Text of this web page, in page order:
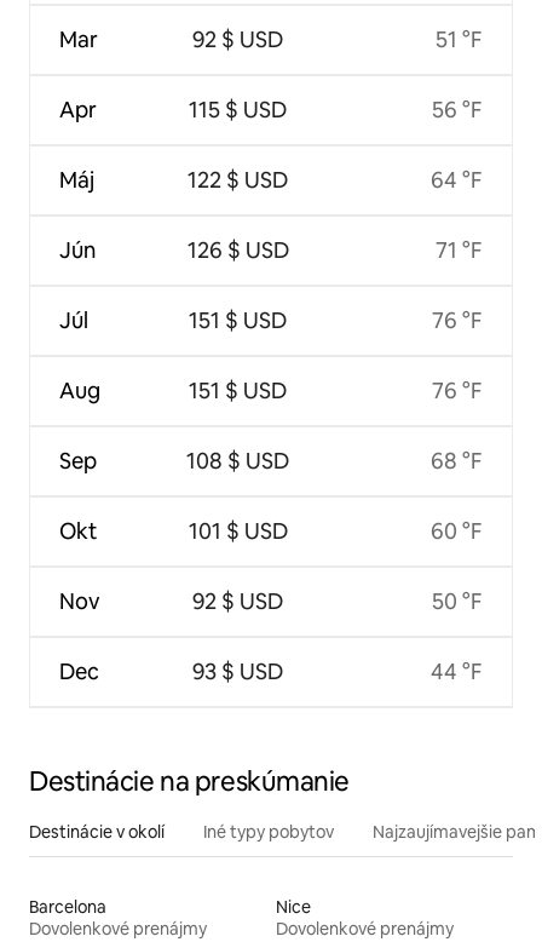
Mar
Apr
Máj
Jún
Júl
Aug
Sep
Okt
Nov
Dec
92 $ USD
115 $ USD
122 $ USD
126 $ USD
151 $ USD
151 $ USD
108 $ USD
101 $ USD
92 $ USD
93 $ USD
51 °F
56 °F
64 °F
71 °F
76 °F
76 °F
68 °F
60 °F
50 °F
44 °F
Destinácie na preskúmanie
Destinácie v okolí Iné typy pobytov Najzaujímavejšie
Barcelona
Dovolenkové prenájmy
Nice
Dovolenkové prenájmy